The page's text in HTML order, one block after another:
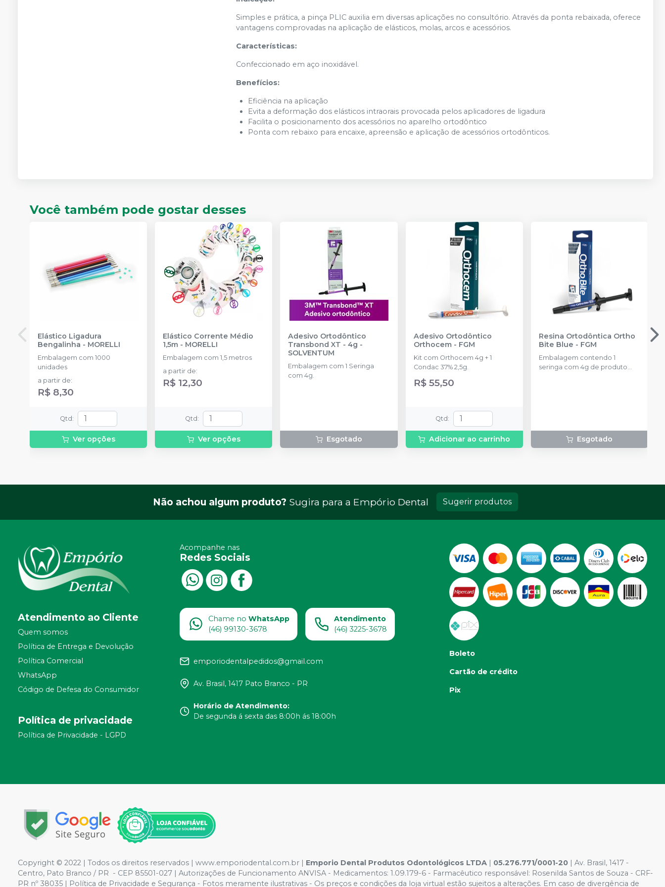
Simples e prática, a pinça PLIC auxilia em diversas aplicações no consultório. Através da ponta rebaixada, oferece
vantagens comprovadas na aplicação de elásticos, molas, arcos e acessórios.
Características:
Confeccionado em aço inoxidável.
Benefícios:
Eficiência na aplicação
Evita a deformação dos elásticos intraorais provocada pelos aplicadores de ligadura
Facilita o posicionamento dos acessórios no aparelho ortodôntico
Ponta com rebaixo para encaixe, apreensão e aplicação de acessórios ortodônticos.
Você também pode gostar desses
Elástico Ligadura
Bengalinha - MORELLI
Embalagem com 1000
unidades
a partir de:
R$ 8,30
Qtd :
Ver opções
Elástico Corrente Médio
1,5m - MORELLI
Embalagem com 1,5 metros
a partir de:
R$ 12,30
Qtd :
Ver opções
Adesivo Ortodôntico
Transbond XT - 4g -
SOLVENTUM
Embalagem com 1 Seringa
com 4g.
Esgotado
Adesivo Ortodôntico
Orthocem- FGM
Kit com Orthocem 4g + 1
Condac 37% 2,5g.
R$ 55,50
Qtd :
Adicionar ao carrinho
Resina Ortodôntica Ortho
Bite Blue - FGM
Embalagem contendo 1
seringa com 4g de produto
Esgotado
Não achou algum produto? Sugira para a Empório Dental Sugerir produtos
Atendimento ao Cliente
Quem somos
Política de Entrega e Devolução
Política Comercial
WhatsApp
Código de Defesa do Consumidor
Política de privacidade
Política de Privacidade - LGPD
Acompanhe nas
Redes Sociais
Chame no WhatsApp
(46) 99130-3678
Atendimento
(46) 3225-3678
emporiodentalpedidos@gmail.com
Av. Brasil, 1417 Pato Branco - PR
Horário de Atendimento:
De segunda á sexta das 8:00h ás 18:00h
Boleto
Cartão de crédito
Pix
Copyright © 2022 | Todos os direitos reservados | www.emporiodental.com.br Emporio Dental Produtos Odontológicos LTDA 05.276.771/0001-20 | Av. Brasil, 1417 -
Centro, Pato Branco / PR - CEP 85501-027 | Autorizações de Funcionamento ANVISA - Medicamentos: 1.09.179-6 - Farmacêutico responsável: Rosenilda Santos de Souza - CRF-
PR nº 38035 | Política de Privacidade e Segurança - Fotos meramente ilustrativas - Os preços e condições da loja virtual estão sujeitos a alterações. Em caso de divergência de